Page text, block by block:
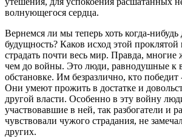
волнующегося сердца.
Вернемся ли мы теперь хоть когда-
будущность? Каков исход этой
страдать почти весь мир. Правда,
чем до войны. Это люди, равнодушные к
обстановке. Им безразлично, кто
Они умеют прожить в достатке и
другой власти. Особенно в эту войну
участвовавшие в ней, так разбогатели и
чувствовали чужого страдания, не
других.